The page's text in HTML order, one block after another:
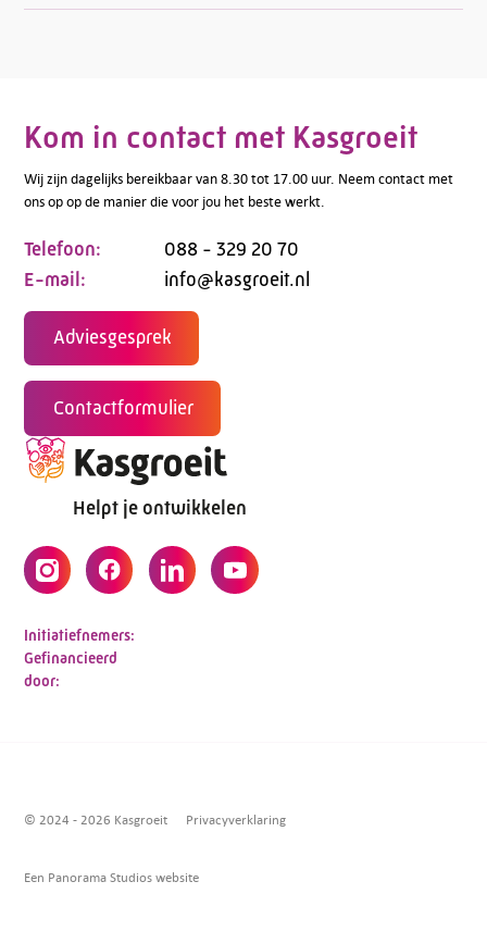
Kom in contact met Kasgroeit
Wij zijn dagelijks bereikbaar van 8.30 tot 17.00 uur. Neem contact met
ons op op de manier die voor jou het beste werkt.
Telefoon:
088 - 329 20 70
E-mail:
info@kasgroeit.nl
Adviesgesprek
Contactformulier
Helpt je ontwikkelen
Initiatiefnemers:
Gefinancieerd
door:
© 2024 - 2026 Kasgroeit Privacyverklaring
Een Panorama Studios website